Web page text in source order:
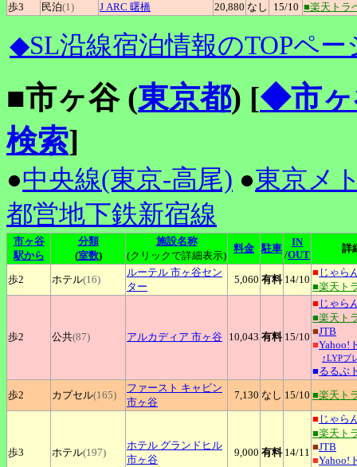
歩3
民泊(1) J ARC 曙橋 20,880 なし 15/10 ■楽天トラ
◆SL沿線宿泊情報のTOPペー
■市ヶ谷 (東京都) [◆市ヶ
検索]
●中央線(東京-高尾) ●東京メ
都営地下鉄新宿線
市ヶ谷
駅から
分類
(室数)
施設名称
(クリックで詳細表示)
料金 駐車
IN
/OUT
詳
歩2 ホテル(16)
ルーテル 市ヶ谷セン
ター
5,060 有料 14/10
■ じゃら
■楽天ト
歩2 公共(87) アルカディア 市ヶ谷 10,043 有料 15/10
■ じゃら
■楽天ト
■JTB
■Yahoo!
↑LYPプ
■るるぶ
歩2
カプセル(165)
ファースト キャビン
市ヶ谷
7,130 なし 15/10 ■楽天ト
歩3 ホテル(197)
ホテル グランドヒル
市ヶ谷
9,000 有料 14/11
■ じゃら
■楽天ト
■JTB
■Yahoo!